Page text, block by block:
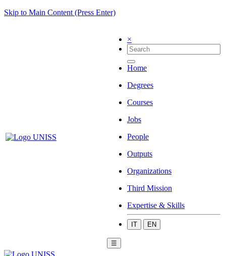
Skip to Main Content (Press Enter)
×
Home
Degrees
Courses
Jobs
People
Outputs
Organizations
Third Mission
Expertise & Skills
IT EN
☰